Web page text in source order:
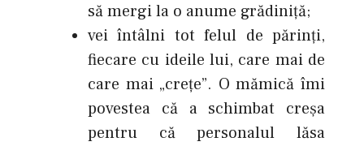
să mergi la o anume grădiniţă;
vei întâlni tot felul de părinţi,
fiecare cu ideile lui, care mai de
care mai „creţe”. O mămică îmi
povestea că a schimbat creşa
pentru că personalul lăsa